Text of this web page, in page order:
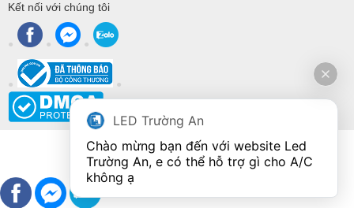
Kết nối với chúng tôi
LED Trường An
Chào mừng bạn đến với website Led
Trường An, e có thể hỗ trợ gì cho A/C
không ạ